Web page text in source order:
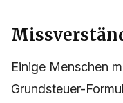
Einige Menschen
Grundsteuer-